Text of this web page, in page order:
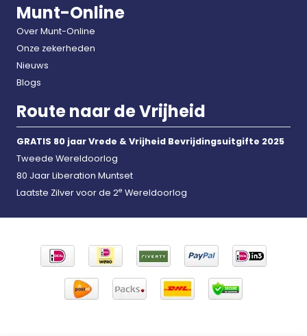
Munt-Online
Over Munt-Online
Onze zekerheden
Nieuws
Blogs
Route naar de Vrijheid
GRATIS 80 jaar Vrede & Vrijheid Bevrijdingsuitgifte 2025
Tweede Wereldoorlog
80 Jaar Liberation Muntset
Laatste Zilver voor de 2e Wereldoorlog